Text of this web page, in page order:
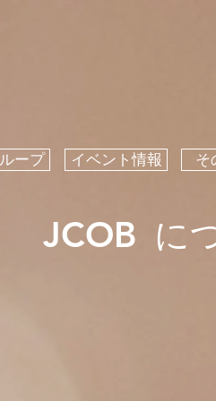
ープ イベント情報 そ
JCOB に